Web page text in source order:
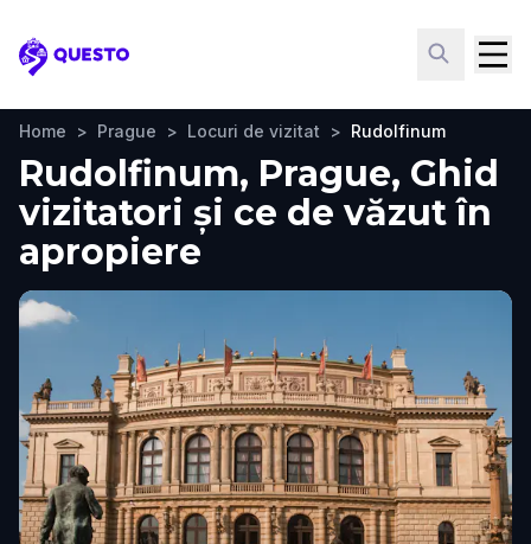
Questo
Home > Prague > Locuri de vizitat > Rudolfinum
Rudolfinum, Prague, Ghid
vizitatori și ce de văzut în
apropiere